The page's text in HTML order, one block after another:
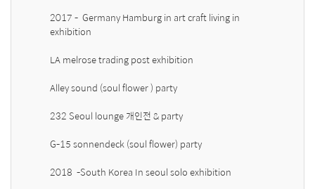
2017 -  Germany Hamburg in art craft living in
exhibition
LA melrose trading post exhibition
Alley sound (soul flower ) party
232 Seoul lounge 개인전 & party
G-15 sonnendeck (soul flower) party
2018  -South Korea In seoul solo exhibition